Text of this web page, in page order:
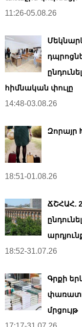
11:26-05.08.26
հիմնական փուլը
14:48-03.08.26
Զորայր
18:51-01.08.26
ՃՇՀԱՀ.
18:52-31.07.26
Գրքի
մրցույթ